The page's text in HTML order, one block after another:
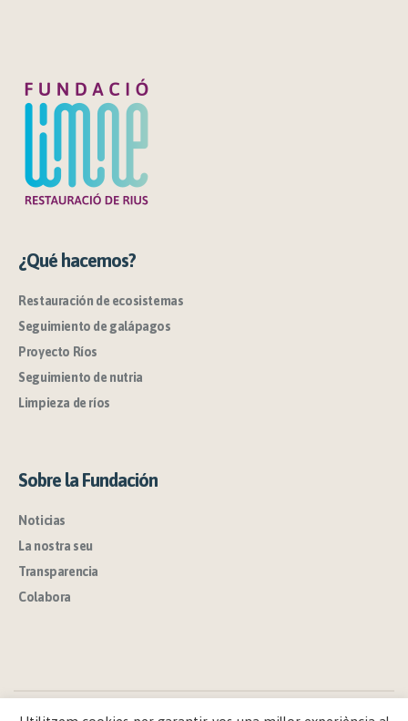
¿Qué hacemos?
Restauración de ecosistemas
Seguimiento de galápagos
Proyecto Ríos
Seguimiento de nutria
Limpieza de ríos
Sobre la Fundación
Noticias
La nostra seu
Transparencia
Colabora